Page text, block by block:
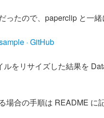
ったので、paperclip と一
· GitHub
をリサイズした結果を
場合の手順は README に